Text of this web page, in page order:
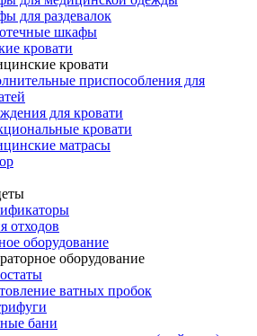
для раздевалок
шкафы
кровати
кровати
приспособления для
для кровати
кровати
матрасы
отходов
оборудование
оборудование
ватных пробок
бани